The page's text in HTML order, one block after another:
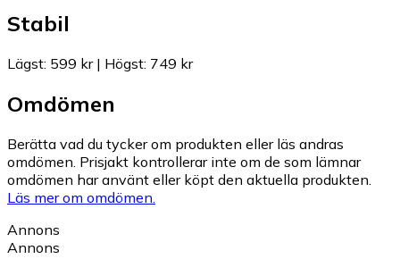
Stabil
Lägst: 599 kr| Högst: 749 kr
Omdömen
Berätta vad du tycker om produkten eller läs andras
omdömen. Prisjakt kontrollerar inte om de som lämnar
omdömen har använt eller köpt den aktuella produkten.
Läs mer om omdömen.
Annons
Annons